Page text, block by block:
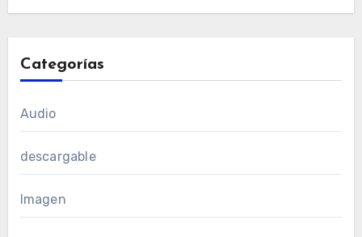
Categorías
Audio
descargable
Imagen